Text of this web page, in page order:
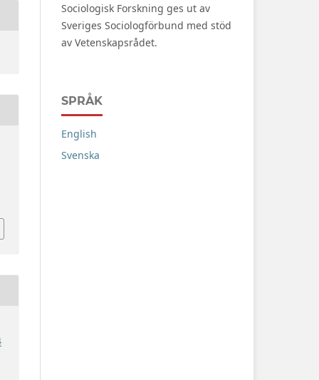
Sociologisk Forskning ges ut av
Sveriges Sociologförbund med stöd
av Vetenskapsrådet.
SPRÅK
English
Svenska